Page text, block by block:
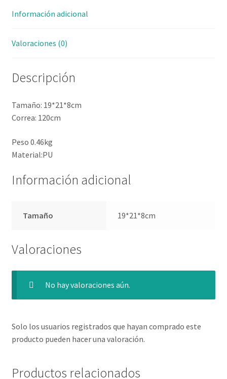
Información adicional
Valoraciones (0)
Descripción
Tamaño: 19*21*8cm
Correa: 120cm
Peso 0.46kg
Material:PU
Información adicional
Tamaño 19*21*8cm
Valoraciones
No hay valoraciones aún.
Solo los usuarios registrados que hayan comprado este
producto pueden hacer una valoración.
Productos relacionados